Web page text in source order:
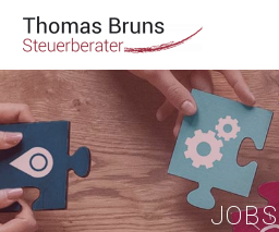
JOBS